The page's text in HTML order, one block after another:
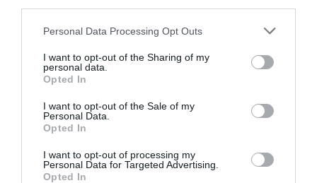
Personal Data Processing Opt Outs
I want to opt-out of the Sharing of my
personal data.
Opted In
I want to opt-out of the Sale of my
Personal Data.
Opted In
I want to opt-out of processing my
Personal Data for Targeted Advertising.
Opted In